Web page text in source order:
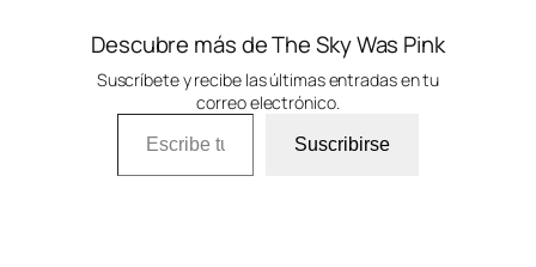
Descubre más de The Sky Was Pink
Suscríbete y recibe las últimas entradas en tu
correo electrónico.
Escribe tu correo electrónico…
Suscribirse